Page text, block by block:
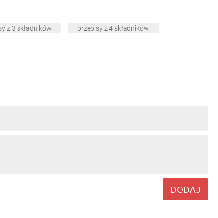
z 3 składników przepisy z 4 składników
DODAJ